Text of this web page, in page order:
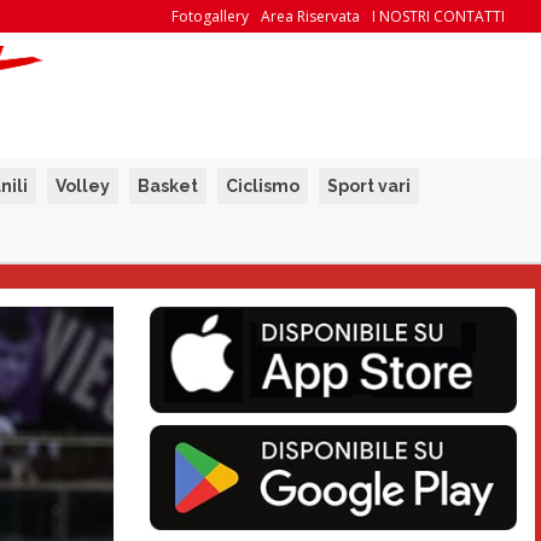
I NOSTRI CONTATTI
Area Riservata
Fotogallery
Volley Basket Ciclismo Sport vari